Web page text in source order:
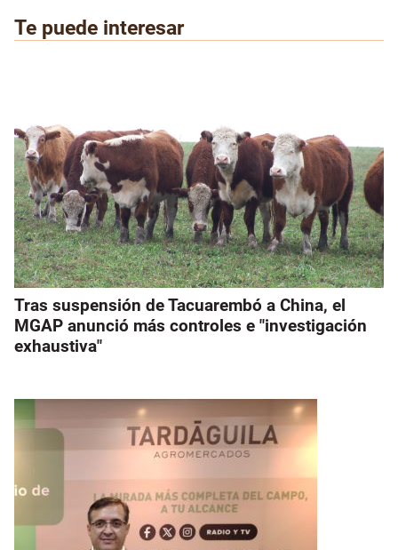
Te puede interesar
Tras suspensión de Tacuarembó a China, el
MGAP anunció más controles e "investigación
exhaustiva"